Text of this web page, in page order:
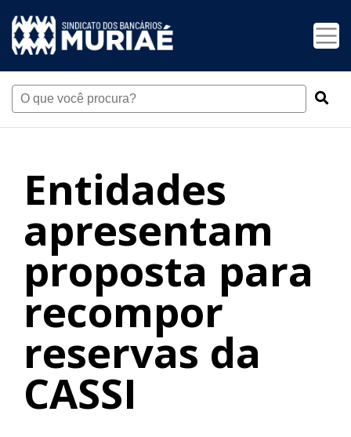
Entidades
apresentam
proposta para
recompor
reservas da
CASSI